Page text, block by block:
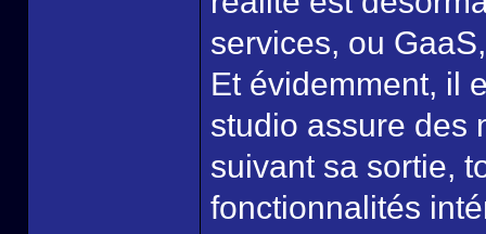
services, ou
Et évidemment, il
studio assure des
suivant sa sortie,
fonctionnalités